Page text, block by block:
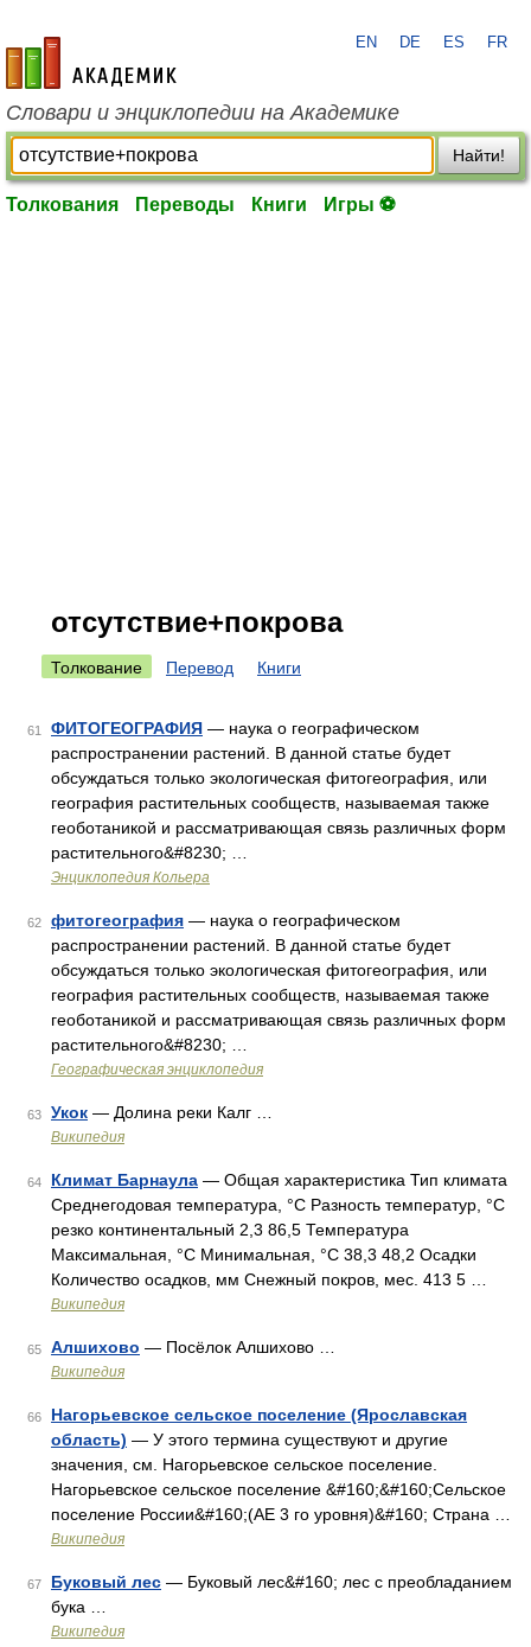
academic.ru
EN DE ES FR
Словари и энциклопедии на Академике
Найти!
Толкования Переводы Книги Игры ⚽
отсутствие+покрова
Толкование Перевод Книги
61 ФИТОГЕОГРАФИЯ — наука о географическом
распространении растений. В данной статье будет
обсуждаться только экологическая фитогеография, или
география растительных сообществ, называемая также
геоботаникой и рассматривающая связь различных форм
растительного&#8230; …
Энциклопедия Кольера
62 фитогеография — наука о географическом
распространении растений. В данной статье будет
обсуждаться только экологическая фитогеография, или
география растительных сообществ, называемая также
геоботаникой и рассматривающая связь различных форм
растительного&#8230; …
Географическая энциклопедия
63 Укок — Долина реки Калг …
Википедия
64 Климат Барнаула — Общая характеристика Тип климата
Среднегодовая температура, °C Разность температур, °C
резко континентальный 2,3 86,5 Температура
Максимальная, °C Минимальная, °C 38,3 48,2 Осадки
Количество осадков, мм Снежный покров, мес. 413 5 …
Википедия
65 Алшихово — Посёлок Алшихово …
Википедия
66
Нагорьевское сельское поселение (Ярославская
область) — У этого термина существуют и другие
значения, см. Нагорьевское сельское поселение.
Нагорьевское сельское поселение &#160;&#160;Сельское
поселение России&#160;(АЕ 3 го уровня)&#160; Страна …
Википедия
67 Буковый лес — Буковый лес&#160; лес с преобладанием
бука …
Википедия